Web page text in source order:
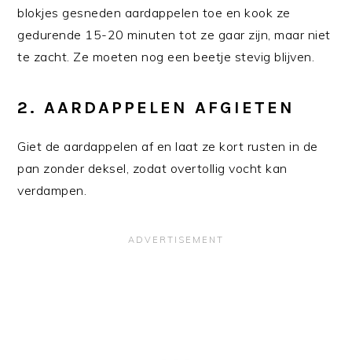
blokjes gesneden aardappelen toe en kook ze
gedurende 15-20 minuten tot ze gaar zijn, maar niet
te zacht. Ze moeten nog een beetje stevig blijven.
2.AARDAPPELEN AFGIETEN
Giet de aardappelen af en laat ze kort rusten in de
pan zonder deksel, zodat overtollig vocht kan
verdampen.